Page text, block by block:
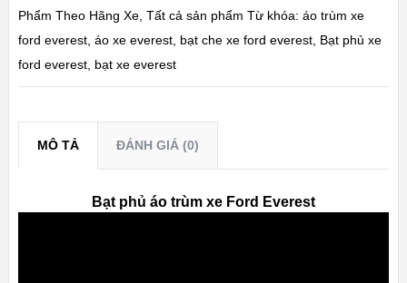
Phẩm Theo Hãng Xe, Tất cả sản phẩm Từ khóa: áo trùm xe
ford everest, áo xe everest, bạt che xe ford everest, Bạt phủ xe
ford everest, bạt xe everest
MÔ TẢ ĐÁNH GIÁ (0)
Bạt phủ áo trùm xe Ford Everest